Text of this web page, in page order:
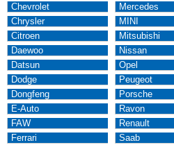
Chevrolet
Chrysler
Citroen
Daewoo
Datsun
Dodge
Dongfeng
E-Auto
FAW
Ferrari
Mercedes
MINI
Mitsubishi
Nissan
Opel
Peugeot
Porsche
Ravon
Renault
Saab